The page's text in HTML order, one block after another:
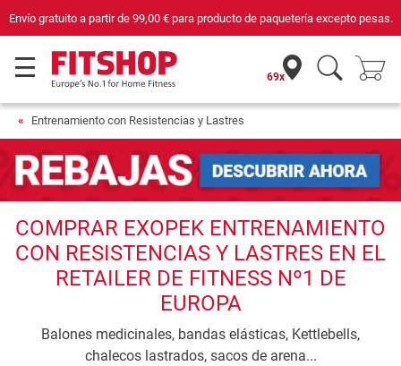
Envío gratuito a partir de 99,00 €para producto de paquetería excepto pesas.
69x
Entrenamiento con Resistencias y Lastres
COMPRAR EXOPEK ENTRENAMIENTO
CON RESISTENCIAS Y LASTRES EN EL
RETAILER DE FITNESS Nº1 DE
EUROPA
Balones medicinales, bandas elásticas, Kettlebells,
chalecos lastrados, sacos de arena...